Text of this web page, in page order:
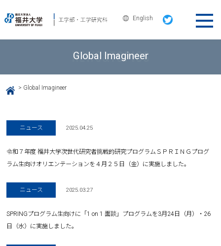
English
Global Imagineer
HOME > Global Imagineer
ニュース 2025.04.25
令和７年度 福井大学次世代研究者挑戦的研究プログラムＳＰＲＩＮＧプログ
ラム生向けオリエンテーションを４月２５日（金）に実施しました。
ニュース 2025.03.27
SPRINGプログラム生向けに「1 on 1 面談」プログラムを3月24日（月）・26
日（水）に実施しました。